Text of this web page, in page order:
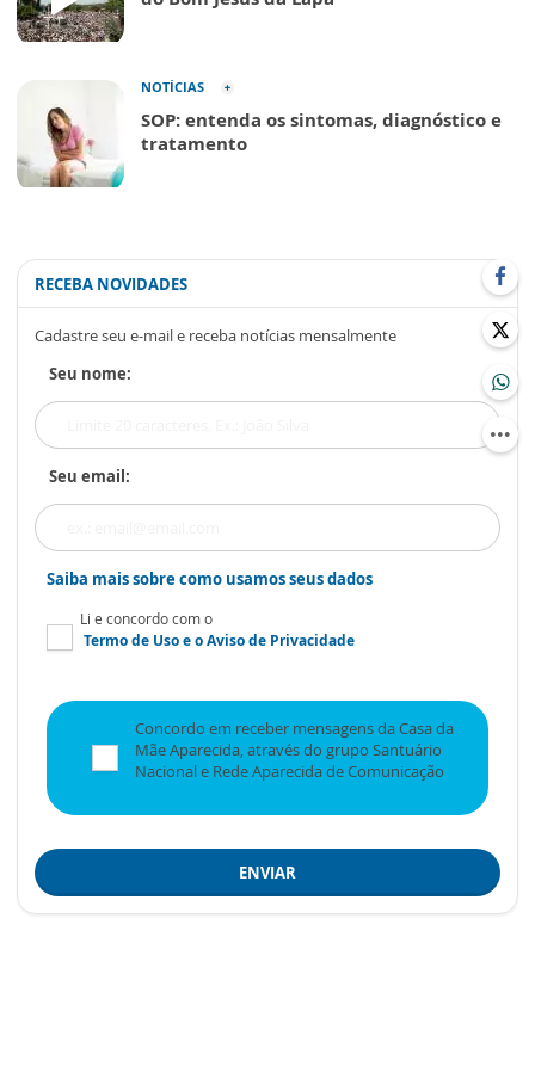
NOTÍCIAS
SOP: entenda os sintomas, diagnóstico e
tratamento
RECEBA NOVIDADES
Cadastre seu e-mail e receba notícias mensalmente
Seu nome:
Seu email:
Saiba mais sobre como usamos seus dados
Li e concordo com o
Termo de Usoe oAviso de Privacidade
Concordo em receber mensagens da Casa da
Mãe Aparecida, através do grupo Santuário
Nacional e Rede Aparecida de Comunicação
ENVIAR